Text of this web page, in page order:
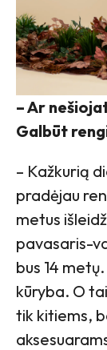
– Ar
Galbūt
– Kažkurią
pradėjau
metus
pavasaris-
bus 14
kūryba. O
tik kitiems,